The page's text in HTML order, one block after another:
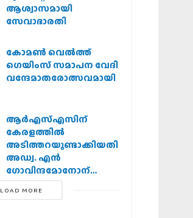
ആശ്വാസമായി
സേവാഭാരതി
കോമൺ വെൽത്ത്
ഗെയിംസ് സമാപന വേദി
വന്ദേമാതരോത്സവമായി
ആര്‍എസ്എസിന്
കേരളത്തില്‍
അടിത്തറയുണ്ടാക്കിയതില്‍
അഡ്വ. എന്‍
ഗോവിന്ദമോനോന്
പ്രധാന പങ്ക് :എ.
ഗോപാലകൃഷ്ണന്‍
LOAD MORE